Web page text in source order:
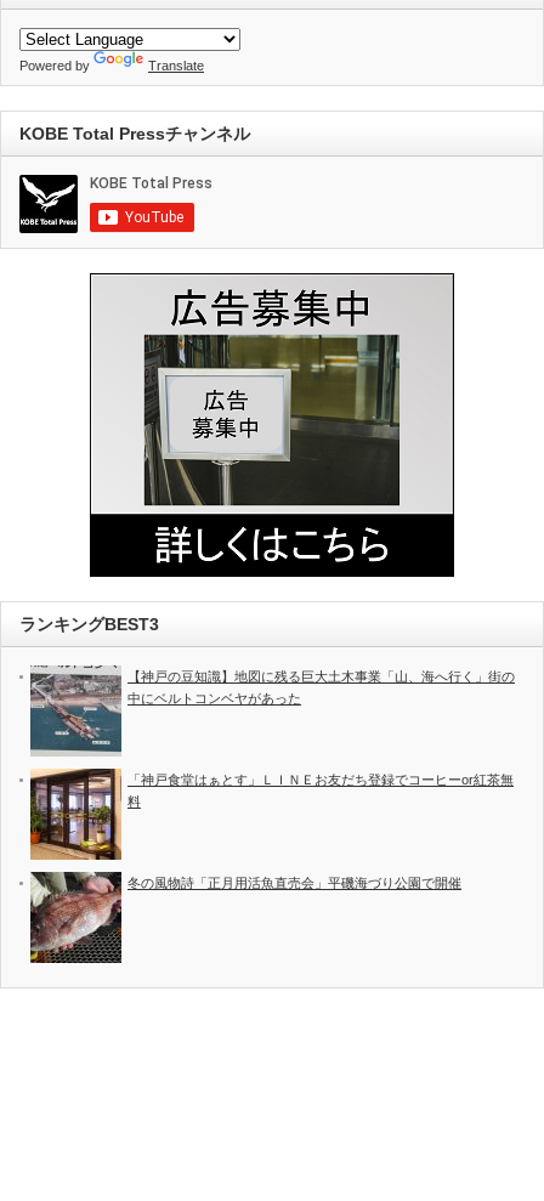
Powered by Translate
KOBE Total Pressチャンネル
ランキングBEST3
【神戸の豆知識】地図に残る巨大土木事業「山、海へ行く」街の
中にベルトコンベヤがあった
「神戸食堂はぁとす」ＬＩＮＥお友だち登録でコーヒーor紅茶無
料
冬の風物詩「正月用活魚直売会」平磯海づり公園で開催